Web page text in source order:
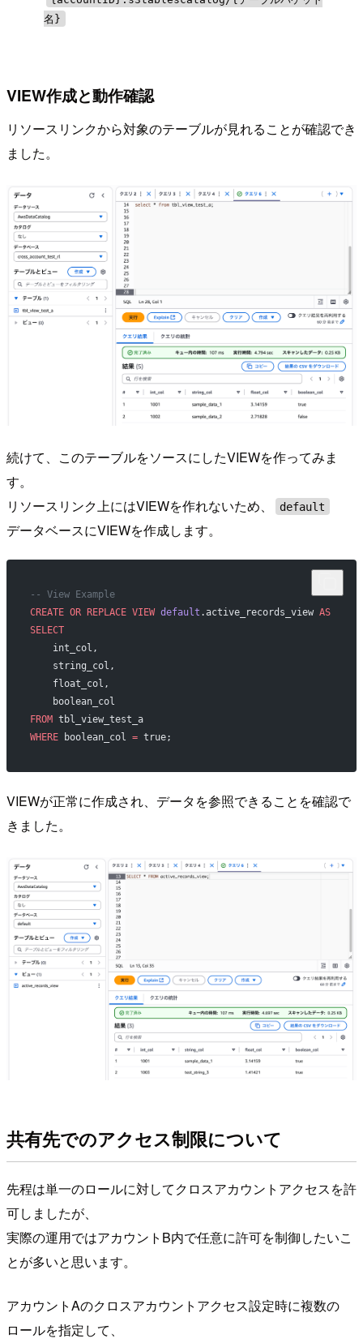
名}
VIEW作成と動作確認
リソースリンクから対象のテーブルが見れることが確認でき
ました。
続けて、このテーブルをソースにしたVIEWを作ってみま
す。
リソースリンク上にはVIEWを作れないため、
default
データベースにVIEWを作成します。
-- View Example
CREATE OR REPLACE VIEW default .active_records_view AS
SELECT
    int_col,
    string_col,
    float_col,
    boolean_col
FROM tbl_view_test_a
WHERE boolean_col = true;
VIEWが正常に作成され、データを参照できることを確認で
きました。
共有先でのアクセス制限について
先程は単一のロールに対してクロスアカウントアクセスを許
可しましたが、
実際の運用ではアカウントB内で任意に許可を制御したいこ
とが多いと思います。
アカウントAのクロスアカウントアクセス設定時に複数の
ロールを指定して、